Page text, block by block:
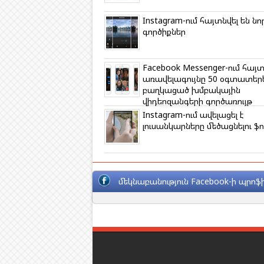
i
k
Instagram-ում հայտնվել են
գործիքներ
Facebook Messenger-ում
առավելագույնը 50
բաղկացած խմբակային
վիդեոզանգերի գործառույթ
Instagram-ում ավելացել է
լուսանկարները մեծացնելու
մեկնաբանություն Facebook-ի